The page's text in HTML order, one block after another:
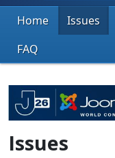
Home Issues
FAQ
Issues